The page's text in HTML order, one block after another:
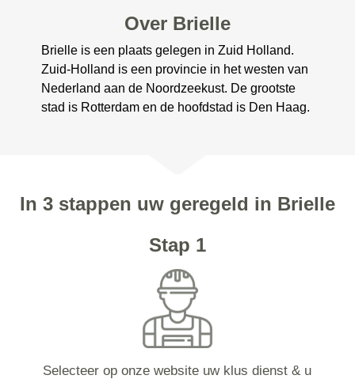
Over Brielle
Brielle is een plaats gelegen in Zuid Holland.
Zuid-Holland is een provincie in het westen van
Nederland aan de Noordzeekust. De grootste
stad is Rotterdam en de hoofdstad is Den Haag.
In 3 stappen uw geregeld in Brielle
Stap 1
Selecteer op onze website uw klus dienst & u